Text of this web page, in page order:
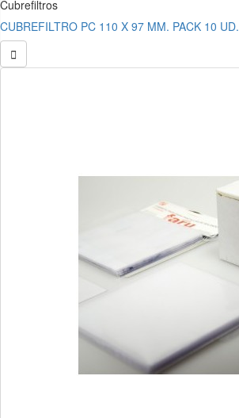
Cubrefiltros
CUBREFILTRO PC 110 X 97 MM. PACK 10 UD.
